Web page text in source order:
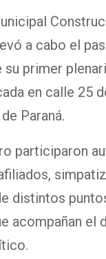
a cabo el
su primer
en calle 25
Paraná.
participaron
distintos
acompañan el